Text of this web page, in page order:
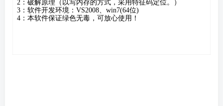
2：破解原理（以写内存的方式，采用特征码定位。）
3：软件开发环境：VS2008、win7(64位)
4：本软件保证绿色无毒，可放心使用！